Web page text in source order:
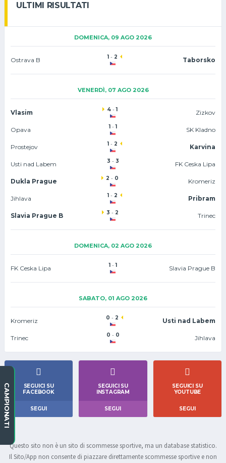
ULTIMI RISULTATI
DOMENICA, 09 AGO 2026
Ostrava B 1- 2 Taborsko
VENERDÌ, 07 AGO 2026
Vlasim 4 -1 Zizkov
Opava 1-1 SK Kladno
Prostejov 1- 2 Karvina
Usti nad Labem 3 - 3 FK Ceska Lipa
Dukla Prague 2 - 0 Kromeriz
Jihlava 1- 2 Pribram
Slavia Prague B 3 - 2 Trinec
DOMENICA, 02 AGO 2026
FK Ceska Lipa 1-1 Slavia Prague B
SABATO, 01 AGO 2026
Kromeriz 0 - 2 Usti nad Labem
Trinec 0 - 0 Jihlava
SEGUICI SU
FACEBOOK
SEGUI
SEGUICI SU
INSTAGRAM
SEGUI
SEGUICI SU
YOUTUBE
SEGUI
Questo sito non è un sito di scommesse sportive, ma un database statistico.
Il Sito/App non consente di piazzare direttamente scommesse sportive e non
CAMPIONATI